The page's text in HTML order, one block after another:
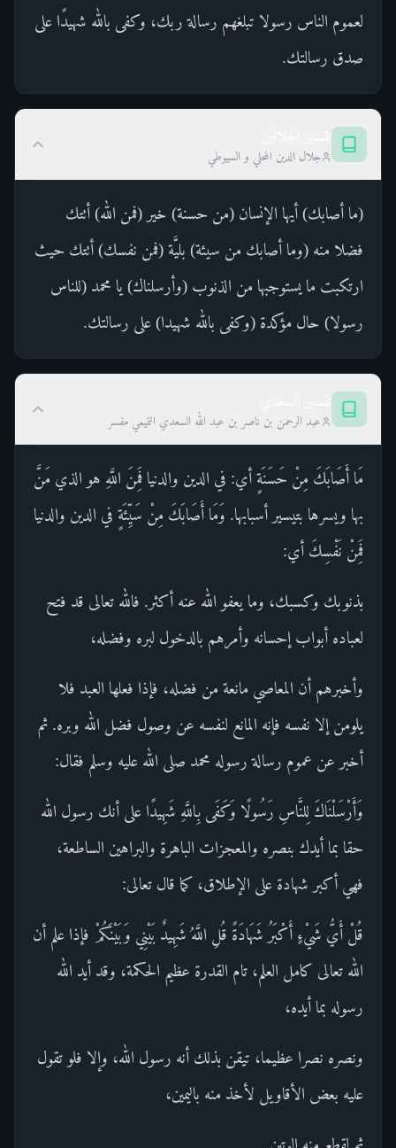
لعموم الناس رسولا تبلغهم رسالة ربك، وكفى بالله شهيدًا على
صدق رسالتك.
جلال الدين المحلي و السيوطي
(ما أصابك) أيها الإنسان (من حسنة) خير (فمن الله) أتتك
فضلا منه (وما أصابك من سيئة) بليَّة (فمن نفسك) أتتك حيث
ارتكبت ما يستوجبها من الذنوب (وأرسلناك) يا محمد (للناس
رسولا) حال مؤكدة (وكفى بالله شهيدا) على رسالتك.
عبد الرحمن بن ناصر بن عبد الله السعدي التميمي مفسر
مَا أَصَابَكَ مِنْ حَسَنَةٍ أي: في الدين والدنيا فَمِنَ اللَّهِ هو الذي مَنَّ
بها ويسرها بتيسير أسبابها. وَمَا أَصَابَكَ مِنْ سَيِّئَةٍ في الدين والدنيا
فَمِنْ نَفْسِكَ أي:
بذنوبك وكسبك، وما يعفو الله عنه أكثر. فالله تعالى قد فتح
لعباده أبواب إحسانه وأمرهم بالدخول لبره وفضله،
وأخبرهم أن المعاصي مانعة من فضله، فإذا فعلها العبد فلا
يلومن إلا نفسه فإنه المانع لنفسه عن وصول فضل الله وبره. ثم
أخبر عن عموم رسالة رسوله محمد صلى الله عليه وسلم فقال:
وَأَرْسَلْنَاكَ لِلنَّاسِ رَسُولًا وَكَفَى بِاللَّهِ شَهِيدًا على أنك رسول الله
حقا بما أيدك بنصره والمعجزات الباهرة والبراهين الساطعة،
فهي أكبر شهادة على الإطلاق، كما قال تعالى:
قُلْ أَيُّ شَيْءٍ أَكْبَرُ شَهَادَةً قُلِ اللَّهُ شَهِيدٌ بَيْنِي وَبَيْنَكُمْ فإذا علم أن
الله تعالى كامل العلم، تام القدرة عظيم الحكمة، وقد أيد الله
رسوله بما أيده،
ونصره نصرا عظيما، تيقن بذلك أنه رسول الله، وإلا فلو تقول
عليه بعض الأقاويل لأخذ منه باليمين،
ثم لقطع منه الوتين.